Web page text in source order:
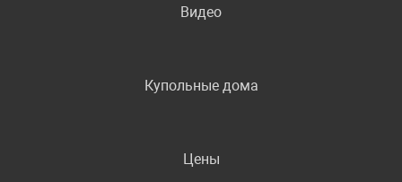
Видео
Купольные дома
Цены